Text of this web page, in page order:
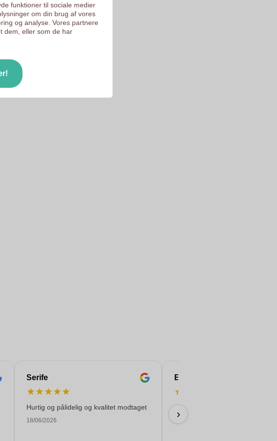
Serife
★★★★★
Hurtig og pålidelig og kvalitet modtaget
18/06/2026
Eren
★
Alt fungerede fantastisk ...
17/06/2026
›
funktioner til sociale medier
om din brug af vores
og analyse. Vores partnere
dem, eller som de har